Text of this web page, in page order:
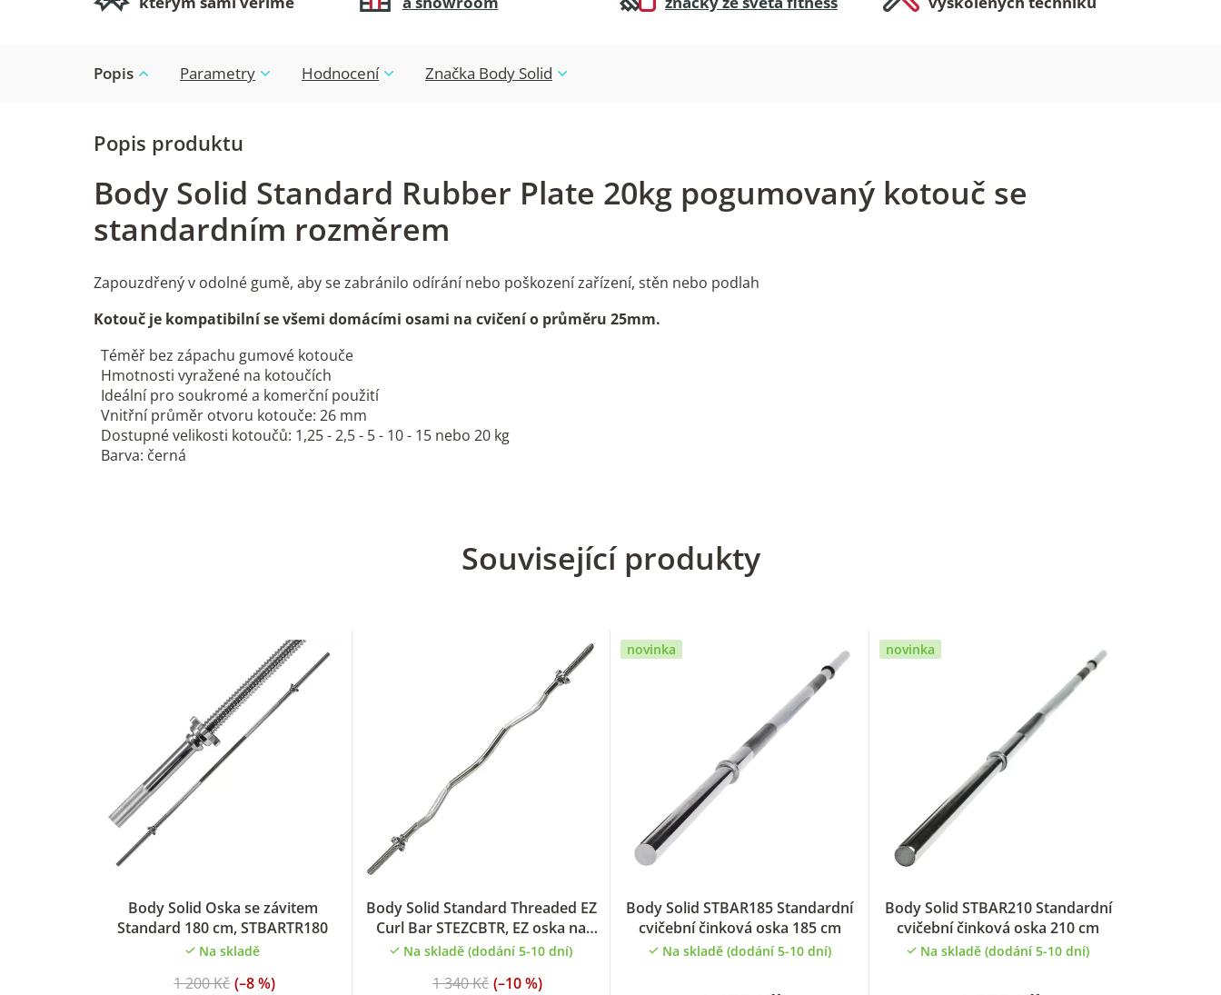
Popis Parametry Hodnocení Značka Body Solid
Body Solid Standard Rubber Plate 20kg pogumovaný kotouč se
standardním rozměrem
Zapouzdřený v odolné gumě, aby se zabránilo odírání nebo poškození zařízení, stěn nebo podlah
Kotouč je kompatibilní se všemi domácími osami na cvičení o průměru 25mm.
Téměř bez zápachu gumové kotouče
Hmotnosti vyražené na kotoučích
Ideální pro soukromé a komerční použití
Vnitřní průměr otvoru kotouče: 26 mm
Dostupné velikosti kotoučů: 1,25 - 2,5 - 5 - 10 - 15 nebo 20 kg
Barva: černá
Související produkty
Body Solid Oska se závitem
Standard 180 cm, STBARTR180
Na skladě
1 200 Kč (–8 %)
Body Solid Standard Threaded EZ
Curl Bar STEZCBTR, EZ oska na
bicepsové zdvihy
Na skladě (dodání 5-10 dní)
1 340 Kč (–10 %)
novinka
Body Solid STBAR185 Standardní
cvičební činková oska 185 cm
Na skladě (dodání 5-10 dní)
novinka
Body Solid STBAR210 Standardní
cvičební činková oska 210 cm
Na skladě (dodání 5-10 dní)